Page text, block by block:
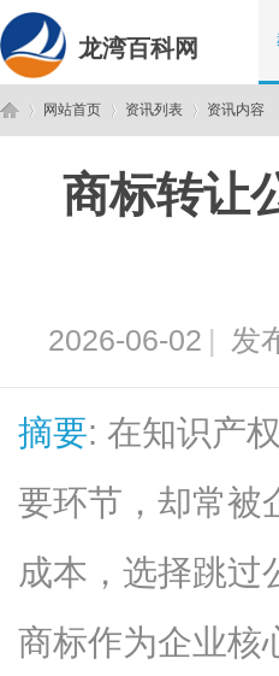
龙湾百科网
网站首页
›
资讯列表
›
资讯内容
商标转让
2026-06-02 | 发
摘要: 在知识产
要环节，却常被
成本，选择跳过
商标作为企业核